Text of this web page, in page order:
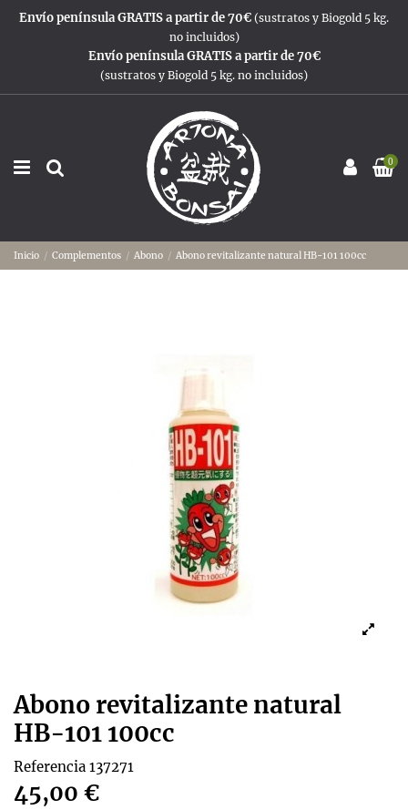
Envío península GRATIS a partir de 70€ (sustratos y Biogold 5 kg.
no incluidos)
Envío península GRATIS a partir de 70€
(sustratos y Biogold 5 kg. no incluidos)
0
Inicio Complementos Abono Abono revitalizante natural HB-101 100cc
Abono revitalizante natural
HB-101 100cc
Referencia 137271
45,00 €